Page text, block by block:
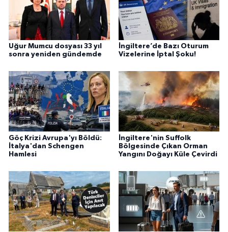
Uğur Mumcu dosyası 33 yıl
sonra yeniden gündemde
İngiltere’de Bazı Oturum
Vizelerine İptal Şoku!
Göç Krizi Avrupa'yı Böldü:
İtalya'dan Schengen
Hamlesi
İngiltere'nin Suffolk
Bölgesinde Çıkan Orman
Yangını Doğayı Küle Çevirdi